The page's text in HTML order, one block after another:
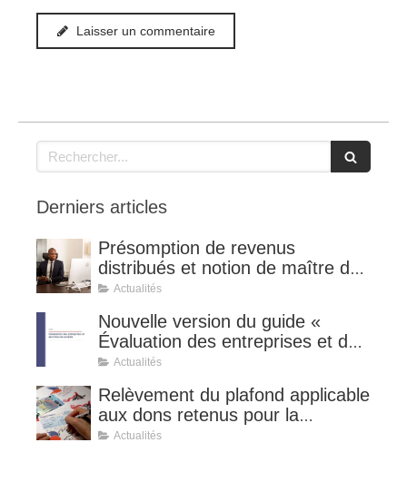
Laisser un commentaire
Rechercher
Derniers articles
Présomption de revenus
distribués et notion de maître de
l'affaire (CE 8 juillet 2026, n°
Actualités
Nouvelle version du guide «
Évaluation des entreprises et des
titres de sociétés ».
Actualités
Relèvement du plafond applicable
aux dons retenus pour la
détermination de la réduction
Actualités